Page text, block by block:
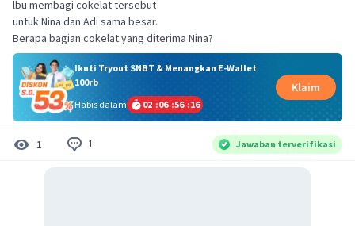
lbu membagi cokelat tersebut
untuk Nina dan Adi sama besar.
Berapa bagian cokelat yang diterima Nina?
Ikuti Tryout SNBT & Menangkan E-Wallet
100rb
Habis dalam
02 :06 :56 :15
Klaim
1 1 Jawaban terverifikasi